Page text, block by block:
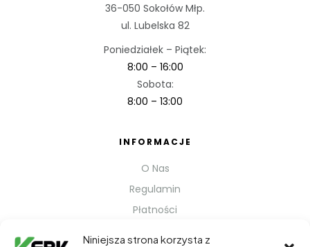
Niniejsza strona korzysta z
36-050 Sokołów Młp.
ul. Lubelska 82
Poniedziałek – Piątek:
8:00 – 16:00
Sobota:
8:00 – 13:00
INFORMACJE
O Nas
Regulamin
Płatności